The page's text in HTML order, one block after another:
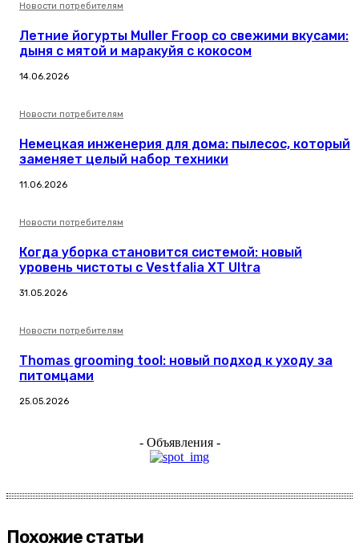
Новости потребителям
Летние йогурты Muller Froop со свежими вкусами:
дыня с мятой и маракуйя с кокосом
14.06.2026
Новости потребителям
Немецкая инженерия для дома: пылесос, который
заменяет целый набор техники
11.06.2026
Новости потребителям
Когда уборка становится системой: новый
уровень чистоты с Vestfalia XT Ultra
31.05.2026
Новости потребителям
Thomas grooming tool: новый подход к уходу за
питомцами
25.05.2026
- Объявления -
Похожие статьи